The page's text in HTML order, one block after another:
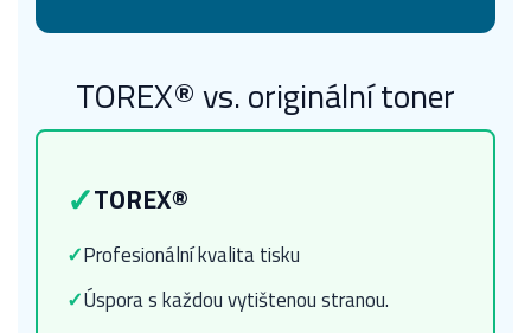
TOREX® vs. originální toner
✓TOREX®
✓Profesionální kvalita tisku
✓Úspora s každou vytištenou stranou.